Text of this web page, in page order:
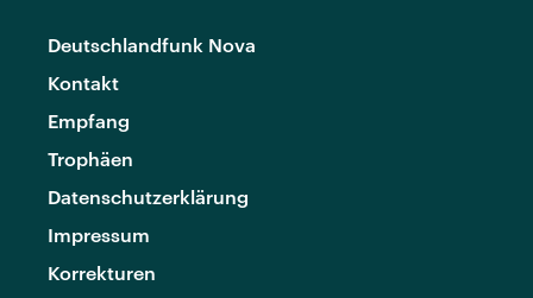
Deutschlandfunk Nova
Kontakt
Empfang
Trophäen
Datenschutzerklärung
Impressum
Korrekturen